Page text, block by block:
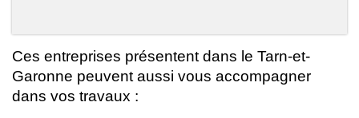
Ces entreprises présentent dans le Tarn-et-
Garonne peuvent aussi vous accompagner
dans vos travaux :